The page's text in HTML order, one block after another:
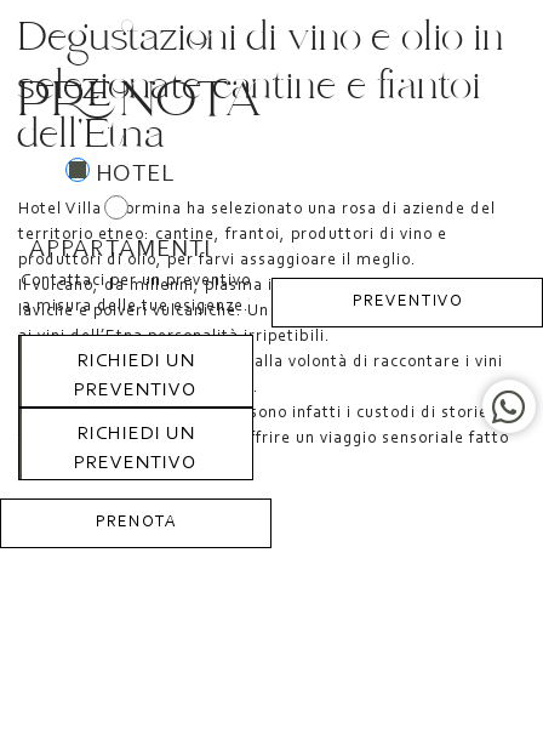
PRENOTA
HOTEL
APPARTAMENTI
Contattaci per un preventivo
a misura delle tue esigenze.
RICHIEDI UN
PREVENTIVO
RICHIEDI UN
PREVENTIVO
PRENOTA
PREVENTIVO
Degustazioni di vino e olio in
selezionate cantine e frantoi
dell'Etna
Hotel Villa Taormina ha selezionato una rosa di aziende del
territorio etneo: cantine, frantoi, produttori di vino e
produttori di olio, per farvi assaggioare il meglio.
Il vulcano, da millenni, plasma il suo paesaggio con colate
laviche e polveri vulcaniche. Un terreno unico, vivo, che dona
ai vini dell’Etna personalità irripetibili.
Queste esperienze nascono dalla volontà di raccontare i vini
attraverso i suoi protagonisti.
I piccoli produttori dell'Etna sono infatti i custodi di storie
familiari, gli unici capaci di offrire un viaggio sensoriale fatto
di autentica bontà.